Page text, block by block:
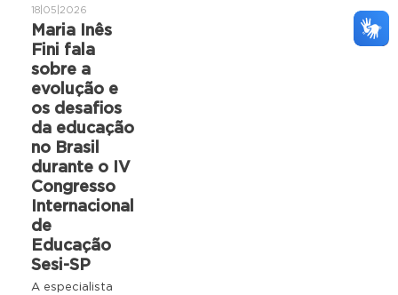
18|05|2026
Maria Inês
Fini fala
sobre a
evolução e
os desafios
da educação
no Brasil
durante o IV
Congresso
Internacional
de
Educação
Sesi-SP
A especialista